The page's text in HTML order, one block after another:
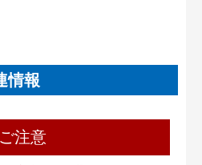
情報
ご注意